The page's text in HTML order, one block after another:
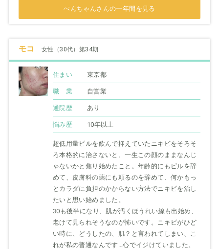
ぺんちゃんさんの一年間を見る
モコ 女性（30代）第34期
住まい 東京都
職 業 自営業
通院歴 あり
悩み歴 10年以上
超低用量ピルを飲んで抑えていたニキビをそろそ
ろ本格的に治さないと、一生この顔のままなんじ
ゃないかと焦り始めたこと。年齢的にもピルを辞
めて、皮膚科の薬にも頼るのを辞めて、何かもっ
とカラダに負担のかからない方法でニキビを治し
たいと思い始めました。
30も後半になり、肌が汚くほうれい線も出始め、
老けて見られそうなのが怖いです。ニキビがひど
い時に、どうしたの、肌？と言われてしまい、こ
れが私の普通なんです…心でイジけていました。